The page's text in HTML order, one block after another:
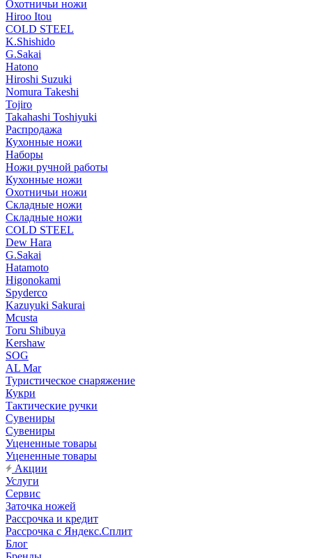
Охотничьи ножи
Hiroo Itou
COLD STEEL
K.Shishido
G.Sakai
Hatono
Hiroshi Suzuki
Nomura Takeshi
Tojiro
Takahashi Toshiyuki
Распродажа
Кухонные ножи
Наборы
Ножи ручной работы
Кухонные ножи
Охотничьи ножи
Складные ножи
Складные ножи
COLD STEEL
Dew Hara
G.Sakai
Hatamoto
Higonokami
Spyderco
Kazuyuki Sakurai
Mcusta
Toru Shibuya
Kershaw
SOG
AL Mar
Туристическое снаряжение
Кукри
Тактические ручки
Сувениры
Сувениры
Уцененные товары
Уцененные товары
Акции
Услуги
Сервис
Заточка ножей
Рассрочка и кредит
Рассрочка с Яндекс.Сплит
Блог